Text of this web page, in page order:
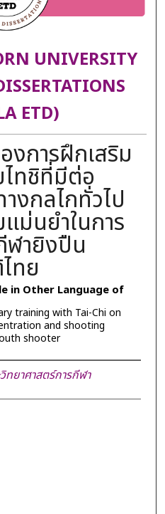
UNIVERSITY
ETD)
งการฝึกเสริม
ไทชิที่มีต่อ
งกลไกทั่วไป
ม่นยำในการ
ายิงปืน
ทย
in Other Language of
training with Tai-Chi on
and shooting
shooter
ทยาศาสตร์การกีฬา